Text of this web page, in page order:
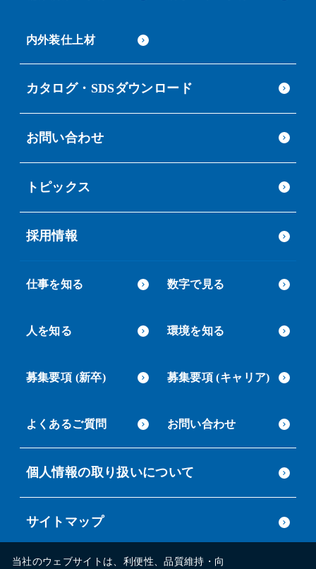
内外装仕上材
カタログ・SDSダウンロード
お問い合わせ
トピックス
採用情報
仕事を知る 数字で見る
人を知る 環境を知る
募集要項 (新卒) 募集要項 (キャリア)
よくあるご質問 お問い合わせ
個人情報の取り扱いについて
サイトマップ
当社のウェブサイトは、利便性、品質維持・向